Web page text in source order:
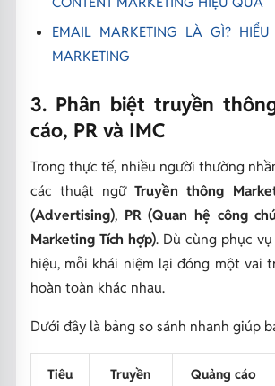
EMAIL MARKETING LÀ GÌ?
MARKETING
3. Phân biệt truyền
cáo, PR và IMC
Trong thực tế, nhiều người thường
các thuật ngữTruyền thông
(Advertising), PR (Quan hệ công
Marketing Tích hợp). Dù cùng phục
hiệu, mỗi khái niệm lại đóng một vai
hoàn toàn khác nhau.
Dưới đây là bảng so sánh nhanh giúp
Tiêu
Truyền
Quảng cáo